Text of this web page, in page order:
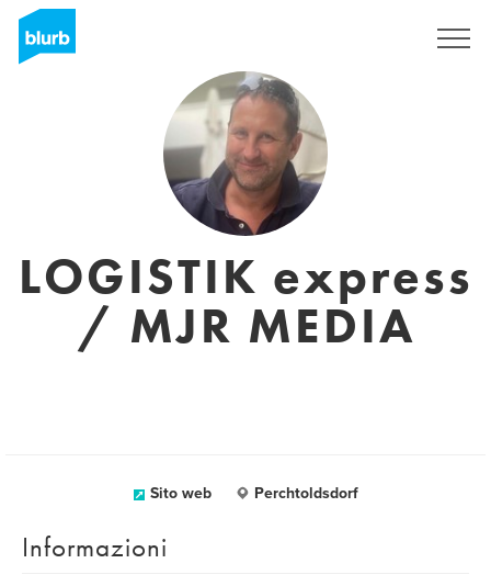
LOGISTIK express
/ MJR MEDIA
Sito web Perchtoldsdorf
Informazioni